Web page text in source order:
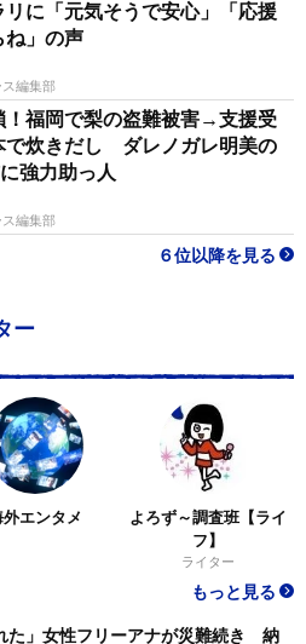
リに「元気そうで安心」「応援
ね」の声
ス編集部
！福岡で梨の盗難被害→支援受
炊きだし ダレノガレ明美の
強力助っ人
ス編集部
６位以降を見る
ー
外エンタメ
よろず～調査班【ライ
フ】
ライター
もっと見る
た」女性フリーアナが災難続き 納